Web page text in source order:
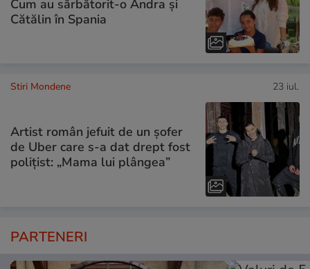
Cum au sărbătorit-o Andra și
Cătălin în Spania
Stiri Mondene 23 iul.
Artist român jefuit de un șofer
de Uber care s-a dat drept fost
polițist: „Mama lui plângea”
PARTENERI